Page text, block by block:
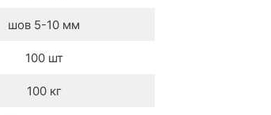
шов 5-10 мм
100 шт
100 кг